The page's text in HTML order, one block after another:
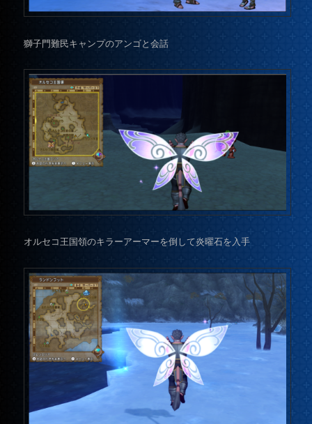
獅子門難民キャンプのアンゴと会話
オルセコ王国領のキラーアーマーを倒して炎曜石を入手